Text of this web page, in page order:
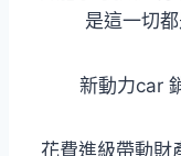
是這一切
新動力car
花費進級帶動財